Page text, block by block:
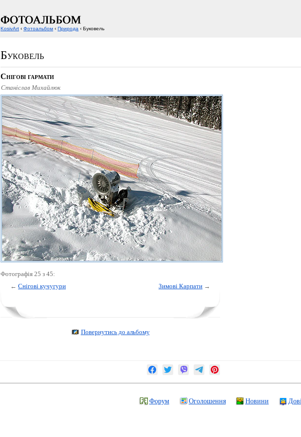
Буковель
Снігові гармати
Станіслав Михайлюк
Фотографія 25 з 45:
← Снігові кучугури Зимові Карпати →
Повернутись до альбому
KosivArt ‹ Фотоальбом ‹ Природа ‹ Буковель
Форум Оголошення Новини